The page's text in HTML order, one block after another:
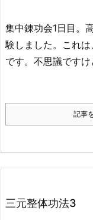
集中錬功会1日目。
験しました。これ
です。不思議です
記事
三元整体功法3